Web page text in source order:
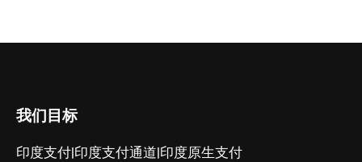
我们目标
印度支付|印度支付通道|印度原生支付